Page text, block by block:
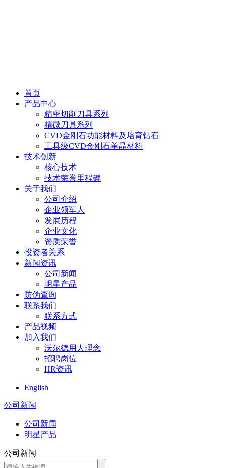
首页
产品中心
精密切削刀具系列
精微刀具系列
CVD金刚石功能材料及培育钻石
工具级CVD金刚石单晶材料
技术创新
核心技术
技术荣誉里程碑
关于我们
公司介绍
企业领军人
发展历程
企业文化
资质荣誉
投资者关系
新闻资讯
公司新闻
明星产品
防伪查询
联系我们
联系方式
产品视频
加入我们
沃尔德用人理念
招聘岗位
HR资讯
English
公司新闻
公司新闻
明星产品
公司新闻